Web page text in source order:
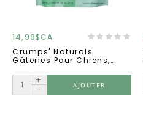
14,99$CA
Crumps' Naturals
Gâteries Pour Chiens,
Menthe Verte 207 G
+
-
AJOUTER